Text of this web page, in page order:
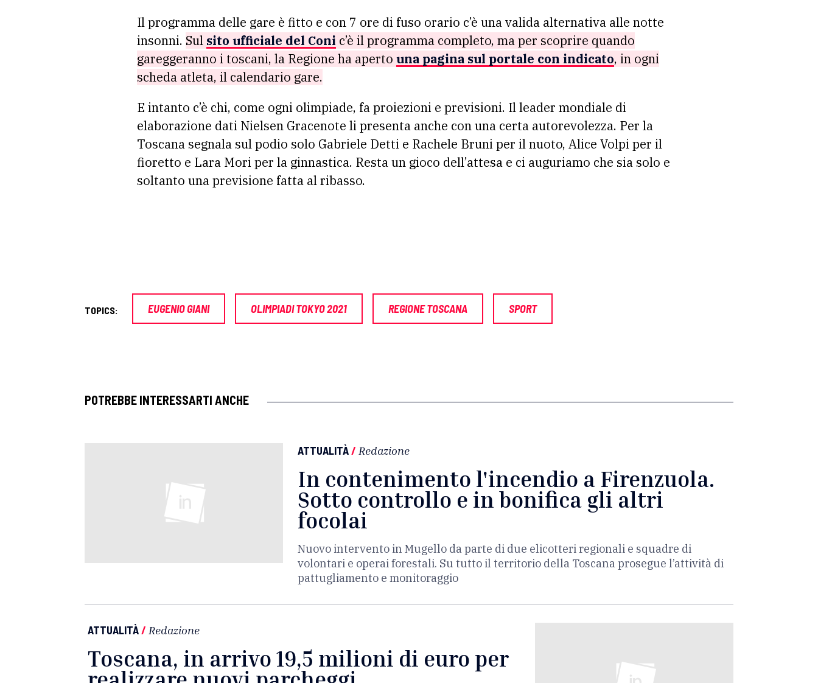
Il programma delle gare è fitto e con 7 ore di fuso orario c’è una valida alternativa alle notte
insonni. Sul sito ufficiale del Coni c’è il programma completo, ma per scoprire quando
gareggeranno i toscani, la Regione ha aperto una pagina sul portale con indicato, in ogni
scheda atleta, il calendario gare.
E intanto c’è chi, come ogni olimpiade, fa proiezioni e previsioni. Il leader mondiale di
elaborazione dati Nielsen Gracenote li presenta anche con una certa autorevolezza. Per la
Toscana segnala sul podio solo Gabriele Detti e Rachele Bruni per il nuoto, Alice Volpi per il
fioretto e Lara Mori per la ginnastica. Resta un gioco dell’attesa e ci auguriamo che sia solo e
soltanto una previsione fatta al ribasso.
TOPICS: EUGENIO GIANI OLIMPIADI TOKYO 2021 REGIONE TOSCANA SPORT
POTREBBE INTERESSARTI ANCHE
ATTUALITÀ/ Redazione
In contenimento l'incendio a Firenzuola.
Sotto controllo e in bonifica gli altri
focolai
Nuovo intervento in Mugello da parte di due elicotteri regionali e squadre di
volontari e operai forestali. Su tutto il territorio della Toscana prosegue l’attività di
pattugliamento e monitoraggio
ATTUALITÀ/ Redazione
Toscana, in arrivo 19,5 milioni di euro per